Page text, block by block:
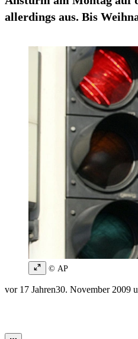
allerdings aus. Bis
© AP
vor 17 Jahren30. November 2009